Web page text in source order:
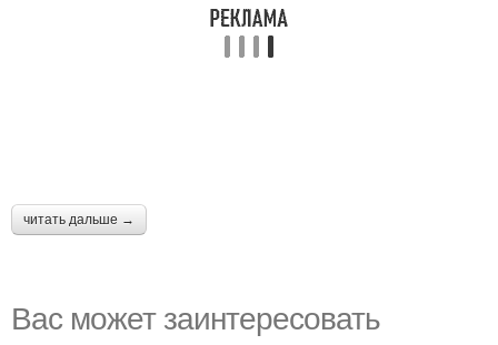
читать дальше →
Вас может заинтересовать